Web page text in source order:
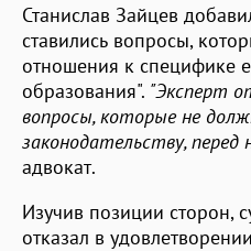
Станислав Зайцев
ставились вопросы,
отношения к специфике
образования". "Эксперт
вопросы, которые не
законодательству,
адвокат.
Изучив позиции сторон,
отказал в